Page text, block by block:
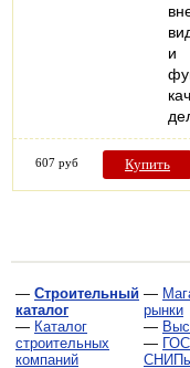
и
607 руб Купить
— Строительный
каталог
— Каталог
строительных
компаний
—
рынки
—
—